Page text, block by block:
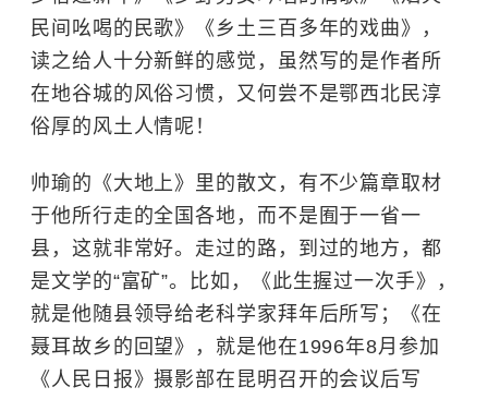
民间吆喝的民歌》《乡土三百多年的戏曲》，
读之给人十分新鲜的感觉，虽然写的是作者所
在地谷城的风俗习惯，又何尝不是鄂西北民淳
俗厚的风土人情呢！
帅瑜的《大地上》里的散文，有不少篇章取材
于他所行走的全国各地，而不是囿于一省一
县，这就非常好。走过的路，到过的地方，都
是文学的“富矿”。比如，《此生握过一次手》，
就是他随县领导给老科学家拜年后所写；《在
聂耳故乡的回望》，就是他在1996年8月参加
《人民日报》摄影部在昆明召开的会议后写